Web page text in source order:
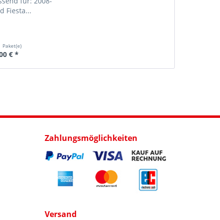
Fiesta...
Paket(e)
€ *
Zahlungsmöglichkeiten
Versand